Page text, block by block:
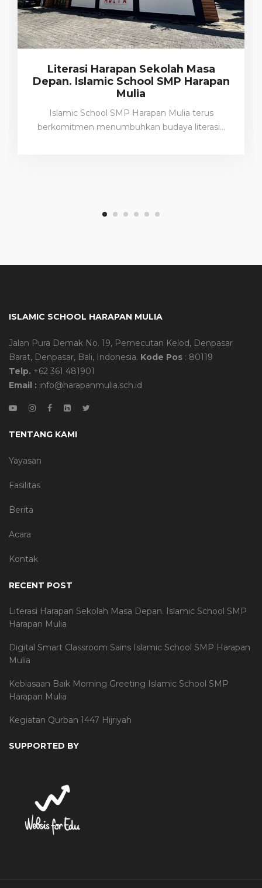
Literasi Harapan Sekolah Masa
Depan. Islamic School SMP Harapan
Mulia
Islamic School SMP Harapan Mulia terus
berkomitmen menumbuhkan budaya literasi…
ISLAMIC SCHOOL HARAPAN MULIA
Jalan Pura Demak No. 19, Pemecutan Kelod, Denpasar
Barat, Denpasar, Bali, Indonesia. Kode Pos : 80119
Telp. +62 361 481901
Email : info@harapanmulia.sch.id
TENTANG KAMI
Yayasan
Fasilitas
Berita
Acara
Kontak
RECENT POST
Literasi Harapan Sekolah Masa Depan. Islamic School SMP
Harapan Mulia
Digital Smart Classroom Sains Islamic School SMP Harapan
Mulia
Kebiasaan Baik Morning Greeting Islamic School SMP
Harapan Mulia
Kegiatan Qurban 1447 Hijriyah
SUPPORTED BY